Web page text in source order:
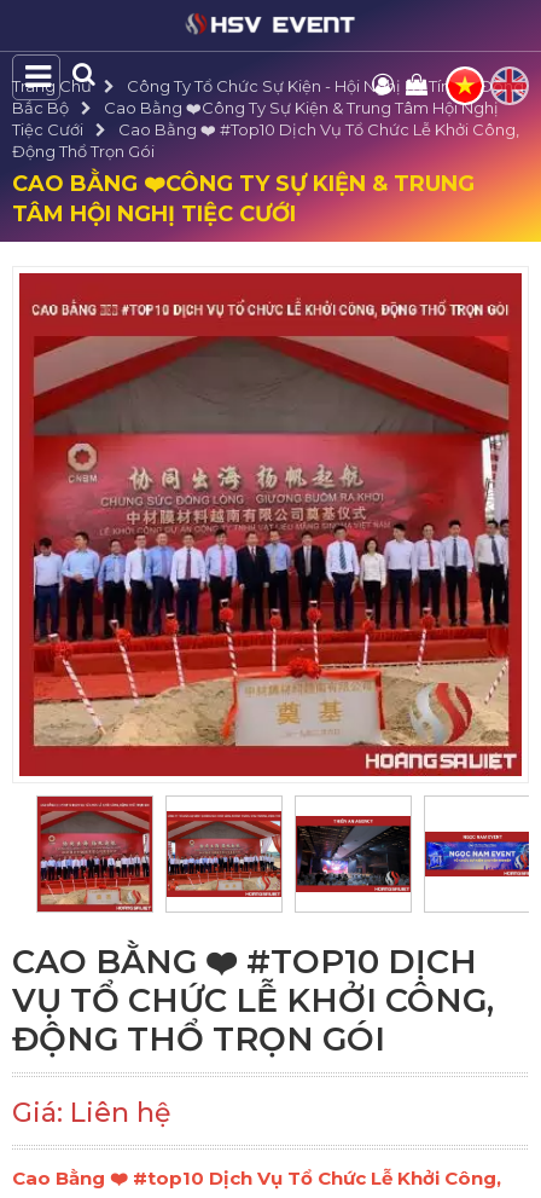
Trang Chủ
Công Ty Tổ Chức Sự Kiện - Hội Nghị Uy Tín Tại Đông
Bắc Bộ
Cao Bằng ❤️️Công Ty Sự Kiện & Trung Tâm Hội Nghị
Tiệc Cưới
Cao Bằng ❤️️ #top10 Dịch Vụ Tổ Chức Lễ Khởi Công,
Động Thổ Trọn Gói
CAO BẰNG ❤️️CÔNG TY SỰ KIỆN & TRUNG
TÂM HỘI NGHỊ TIỆC CƯỚI
CAO BẰNG ❤️️ #TOP10 DỊCH
VỤ TỔ CHỨC LỄ KHỞI CÔNG,
ĐỘNG THỔ TRỌN GÓI
Giá: Liên hệ
Cao Bằng ❤️️ #top10 Dịch Vụ Tổ Chức Lễ Khởi Công,